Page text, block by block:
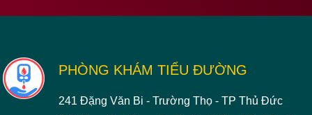
Footer
PHÒNG KHÁM TIỂU ĐƯỜNG
241 Đặng Văn Bi - Trường Thọ - TP Thủ Đức